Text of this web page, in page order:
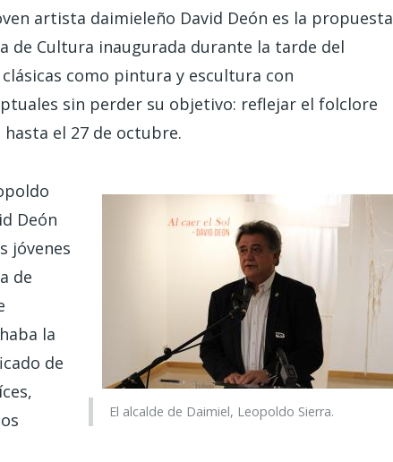
artista daimieleño David Deón es la propuesta
de Cultura inaugurada durante la tarde del
como pintura y escultura con
sin perder su objetivo: reflejar el folclore
el 27 de octubre.
El alcalde de Daimiel, Leopoldo Sierra.
Deón
jóvenes
de
la
de